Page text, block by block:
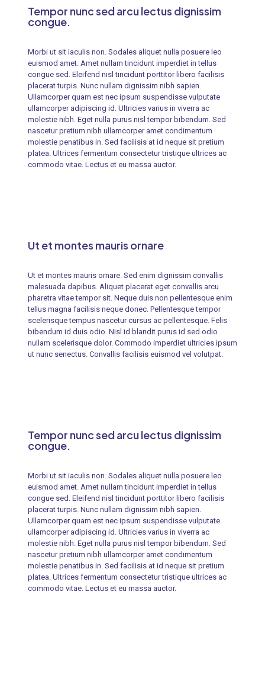
Tempor nunc sed arcu lectus dignissim
congue.
Morbi ut sit iaculis non. Sodales aliquet nulla posuere leo
euismod amet. Amet nullam tincidunt imperdiet in tellus
congue sed. Eleifend nisl tincidunt porttitor libero facilisis
placerat turpis. Nunc nullam dignissim nibh sapien.
Ullamcorper quam est nec ipsum suspendisse vulputate
ullamcorper adipiscing id. Ultricies varius in viverra ac
molestie nibh. Eget nulla purus nisl tempor bibendum. Sed
nascetur pretium nibh ullamcorper amet condimentum
molestie penatibus in. Sed facilisis at id neque sit pretium
platea. Ultrices fermentum consectetur tristique ultrices ac
commodo vitae. Lectus et eu massa auctor.
Ut et montes mauris ornare
Ut et montes mauris ornare. Sed enim dignissim convallis
malesuada dapibus. Aliquet placerat eget convallis arcu
pharetra vitae tempor sit. Neque duis non pellentesque enim
tellus magna facilisis neque donec. Pellentesque tempor
scelerisque tempus nascetur cursus ac pellentesque. Felis
bibendum id duis odio. Nisl id blandit purus id sed odio
nullam scelerisque dolor. Commodo imperdiet ultricies ipsum
ut nunc senectus. Convallis facilisis euismod vel volutpat.
Tempor nunc sed arcu lectus dignissim
congue.
Morbi ut sit iaculis non. Sodales aliquet nulla posuere leo
euismod amet. Amet nullam tincidunt imperdiet in tellus
congue sed. Eleifend nisl tincidunt porttitor libero facilisis
placerat turpis. Nunc nullam dignissim nibh sapien.
Ullamcorper quam est nec ipsum suspendisse vulputate
ullamcorper adipiscing id. Ultricies varius in viverra ac
molestie nibh. Eget nulla purus nisl tempor bibendum. Sed
nascetur pretium nibh ullamcorper amet condimentum
molestie penatibus in. Sed facilisis at id neque sit pretium
platea. Ultrices fermentum consectetur tristique ultrices ac
commodo vitae. Lectus et eu massa auctor.